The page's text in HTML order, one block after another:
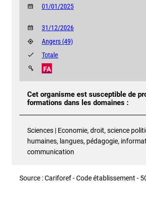
01/01/2025
31/12/2026
Angers (49)
FA
Totale
Cet organisme est susceptible de
formations dans les domaines :
Sciences | Economie, droit, science
humaines, langues, pédagogie,
communication
Source : Cariforef - Code établissement -